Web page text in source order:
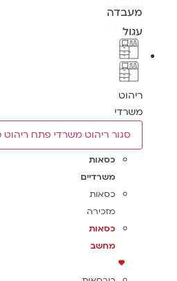
מעבדה
עגול
ריהוט
משרדי
סגור ריהוט משרדי פתח ריהוט
כסאות
משרדיים
כסאות
מזכירה
כסאות
מחשב